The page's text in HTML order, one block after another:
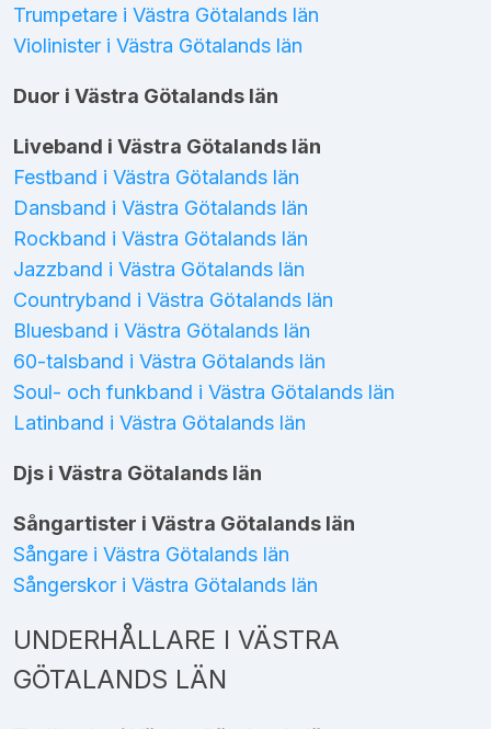
Trumpetare i Västra Götalands län
Violinister i Västra Götalands län
Duor i Västra Götalands län
Liveband i Västra Götalands län
Festband i Västra Götalands län
Dansband i Västra Götalands län
Rockband i Västra Götalands län
Jazzband i Västra Götalands län
Countryband i Västra Götalands län
Bluesband i Västra Götalands län
60-talsband i Västra Götalands län
Soul- och funkband i Västra Götalands län
Latinband i Västra Götalands län
Djs i Västra Götalands län
Sångartister i Västra Götalands län
Sångare i Västra Götalands län
Sångerskor i Västra Götalands län
UNDERHÅLLARE I VÄSTRA
GÖTALANDS LÄN